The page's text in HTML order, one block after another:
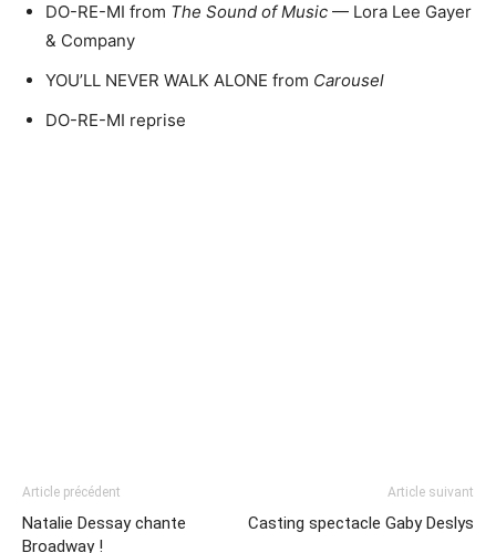
DO-RE-MI from The Sound of Music — Lora Lee Gayer
& Company
YOU’LL NEVER WALK ALONE from Carousel
DO-RE-MI reprise
Article précédent
Natalie Dessay chante
Broadway !
Article suivant
Casting spectacle Gaby Deslys